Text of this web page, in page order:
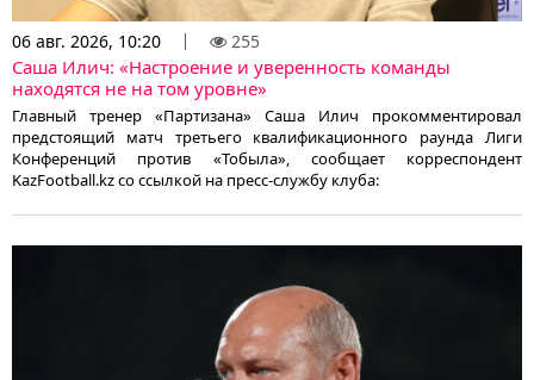
06 авг. 2026, 10:20 255
Саша Илич: «Настроение и уверенность команды
находятся не на том уровне»
Главный тренер «Партизана» Саша Илич прокомментировал
предстоящий матч третьего квалификационного раунда Лиги
Конференций против «Тобыла», сообщает корреспондент
KazFootball.kz со ссылкой на пресс-службу клуба: